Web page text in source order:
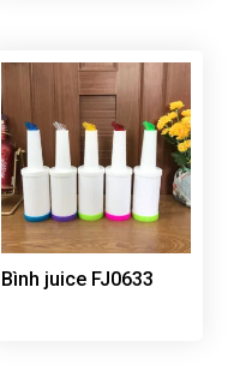
Bình juice FJ0633